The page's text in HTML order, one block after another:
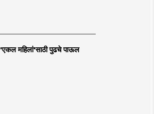
'एकल महिलां'साठी पुढचे पाऊल